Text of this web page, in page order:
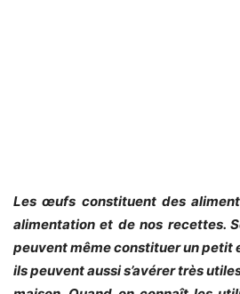
Les œufs constituent des
alimentation et de nos recettes.
peuvent même constituer un petit
ils peuvent aussi s’avérer très